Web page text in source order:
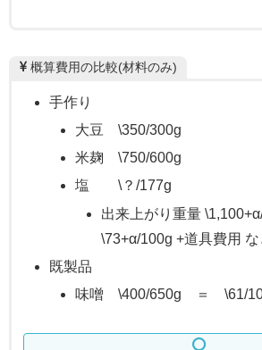
概算費用の比較(材料のみ)
手作り
大豆 \350/300g
米麹 \750/600g
塩 \？/177g
出来上がり重量
\73+α/100g +道具費用 な
既製品
味噌 \400/650g ＝ \61/